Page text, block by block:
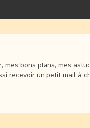
bons plans, mes
recevoir un petit mail à